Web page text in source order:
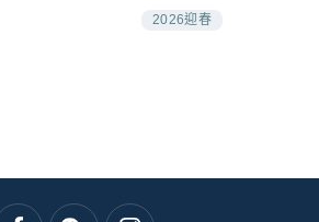
2026迎春